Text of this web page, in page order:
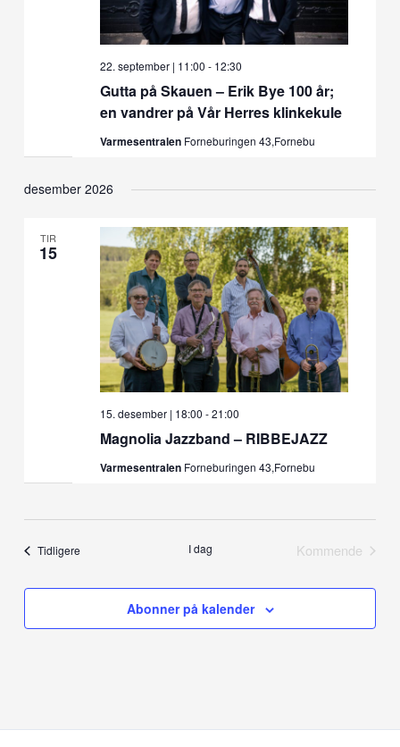
Gutta på Skauen – Erik Bye 100 år;
en vandrer på Vår Herres klinkekule
22. september | 11:00 - 12:30
Varmesentralen Forneburingen 43,Fornebu
desember 2026
TIR
15
Magnolia Jazzband – RIBBEJAZZ
15. desember | 18:00 -21:00
Varmesentralen Forneburingen 43,Fornebu
Tidligere I dag
Kommende
Abonner på kalender